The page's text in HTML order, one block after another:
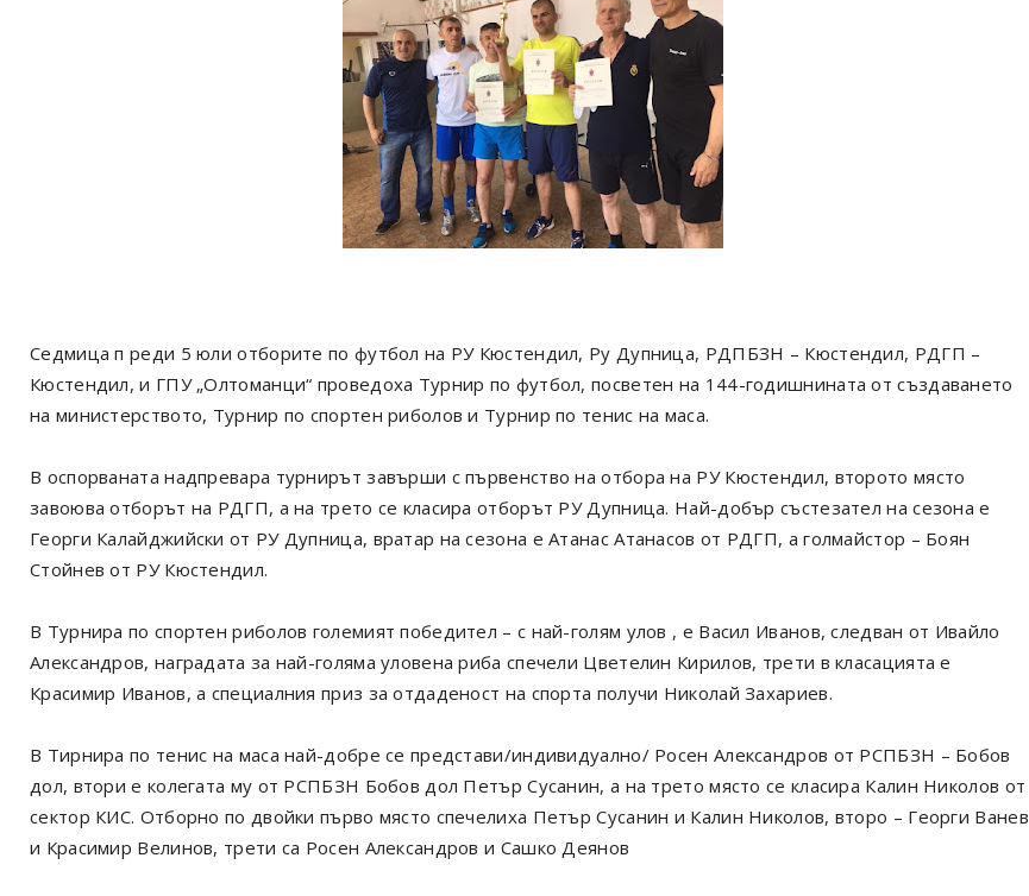
Седмица п реди 5 юли отборите по футбол на РУ Кюстендил, Ру Дупница, РДПБЗН – Кюстендил, РДГП –
Кюстендил, и ГПУ „Олтоманци“ проведоха Турнир по футбол, посветен на 144-годишнината от създаването
на министерството, Турнир по спортен риболов и Турнир по тенис на маса.
В оспорваната надпревара турнирът завърши с първенство на отбора на РУ Кюстендил, второто място
завоюва отборът на РДГП, а на трето се класира отборът РУ Дупница. Най-добър състезател на сезона е
Георги Калайджийски от РУ Дупница, вратар на сезона е Атанас Атанасов от РДГП, а голмайстор – Боян
Стойнев от РУ Кюстендил.
В Турнира по спортен риболов големият победител – с най-голям улов , е Васил Иванов, следван от Ивайло
Александров, наградата за най-голяма уловена риба спечели Цветелин Кирилов, трети в класацията е
Красимир Иванов, а специалния приз за отдаденост на спорта получи Николай Захариев.
В Тирнира по тенис на маса най-добре се представи/индивидуално/ Росен Александров от РСПБЗН – Бобов
дол, втори е колегата му от РСПБЗН Бобов дол Петър Сусанин, а на трето място се класира Калин Николов от
сектор КИС. Отборно по двойки първо място спечелиха Петър Сусанин и Калин Николов, второ – Георги Ванев
и Красимир Велинов, трети са Росен Александров и Сашко Деянов